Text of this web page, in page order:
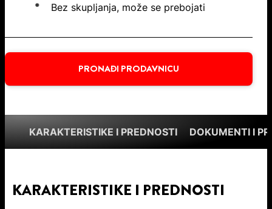
Bez skupljanja, može se prebojati
PRONAĐI PRODAVNICU
KARAKTERISTIKE I PREDNOSTI DOKUMENTI I
KARAKTERISTIKE I PREDNOSTI